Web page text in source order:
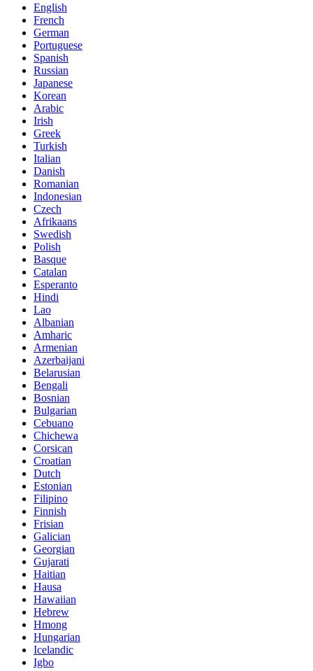
English
French
German
Portuguese
Spanish
Russian
Japanese
Korean
Arabic
Irish
Greek
Turkish
Italian
Danish
Romanian
Indonesian
Czech
Afrikaans
Swedish
Polish
Basque
Catalan
Esperanto
Hindi
Lao
Albanian
Amharic
Armenian
Azerbaijani
Belarusian
Bengali
Bosnian
Bulgarian
Cebuano
Chichewa
Corsican
Croatian
Dutch
Estonian
Filipino
Finnish
Frisian
Galician
Georgian
Gujarati
Haitian
Hausa
Hawaiian
Hebrew
Hmong
Hungarian
Icelandic
Igbo